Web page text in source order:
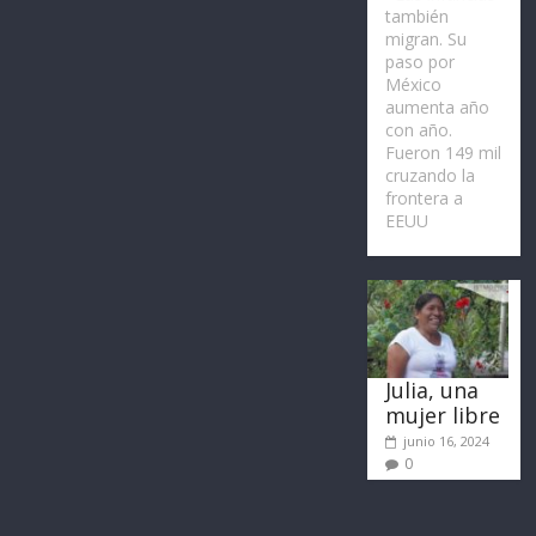
también
migran. Su
paso por
México
aumenta año
con año.
Fueron 149 mil
cruzando la
frontera a
EEUU
Julia, una
mujer libre
junio 16, 2024
0